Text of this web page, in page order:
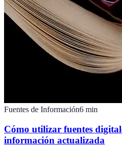
Fuentes de Información6 min
Cómo utilizar fuentes
información actualizada